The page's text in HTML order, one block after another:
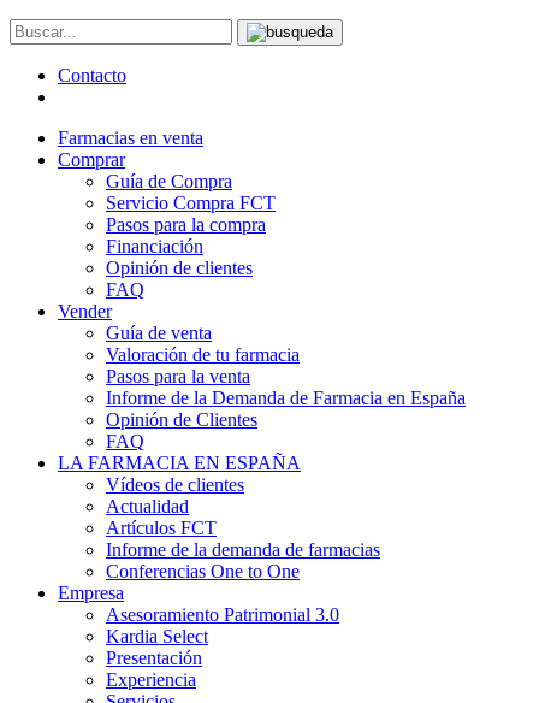
Contacto
Farmacias en venta
Comprar
Guía de Compra
Servicio Compra FCT
Pasos para la compra
Financiación
Opinión de clientes
FAQ
Vender
Guía de venta
Valoración de tu farmacia
Pasos para la venta
Informe de la Demanda de Farmacia en España
Opinión de Clientes
FAQ
LA FARMACIA EN ESPAÑA
Vídeos de clientes
Actualidad
Artículos FCT
Informe de la demanda de farmacias
Conferencias One to One
Empresa
Asesoramiento Patrimonial 3.0
Kardia Select
Presentación
Experiencia